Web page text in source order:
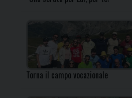
Torna il campo vocazionale